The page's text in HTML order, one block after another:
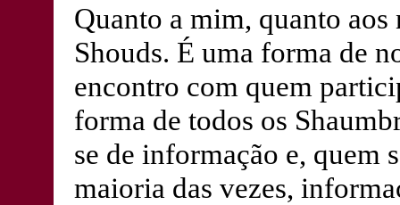
Quanto a mim, quanto aos
Shouds. É uma forma de
encontro com quem
forma de todos os
se de informação e, quem
maioria das vezes,